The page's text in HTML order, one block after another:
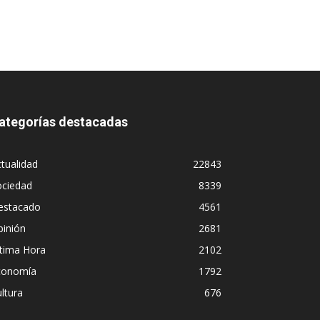
destacadas
22843
8339
4561
2681
Hora
2102
1792
676